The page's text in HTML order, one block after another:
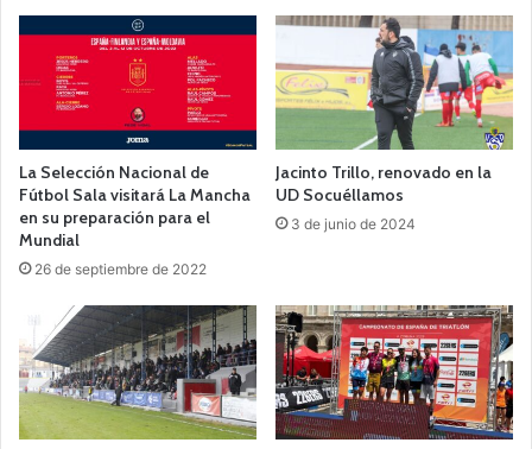
La Selección Nacional de
Fútbol Sala visitará La Mancha
en su preparación para el
Mundial
26 de septiembre de 2022
Jacinto Trillo, renovado en la
UD Socuéllamos
3 de junio de 2024